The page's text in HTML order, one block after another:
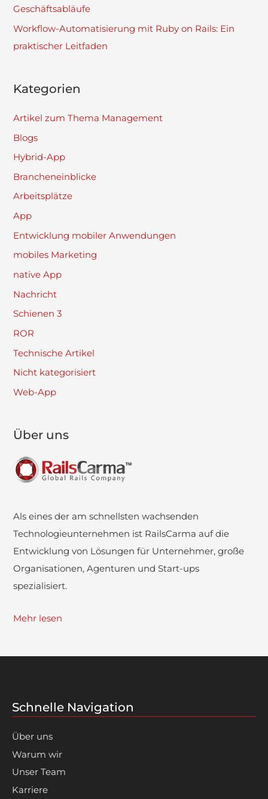
Geschäftsabläufe
Workflow-Automatisierung mit Ruby on Rails: Ein
praktischer Leitfaden
Kategorien
Artikel zum Thema Management
Blogs
Hybrid-App
Brancheneinblicke
Arbeitsplätze
App
Entwicklung mobiler Anwendungen
mobiles Marketing
native App
Nachricht
Schienen 3
ROR
Technische Artikel
Nicht kategorisiert
Web-App
Über uns
Als eines der am schnellsten wachsenden
Technologieunternehmen ist RailsCarma auf die
Entwicklung von Lösungen für Unternehmer, große
Organisationen, Agenturen und Start-ups
spezialisiert.
Mehr lesen
Schnelle Navigation
Über uns
Warum wir
Unser Team
Karriere